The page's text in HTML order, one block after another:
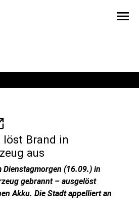
menu
löst Brand in
aus
Dienstagmorgen (16.09.) in
gebrannt – ausgelöst
Akku. Die Stadt appelliert an